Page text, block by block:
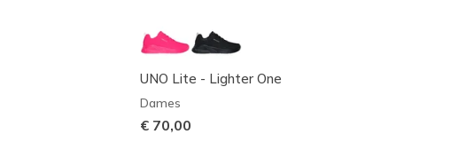
UNO Lite - Lighter One
Dames
€ 70,00